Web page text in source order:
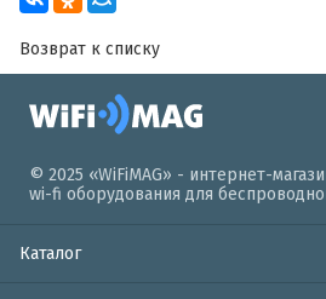
Возврат к списку
© 2025 «WiFiMAG» - интернет-
wi-fi оборудования для
Каталог